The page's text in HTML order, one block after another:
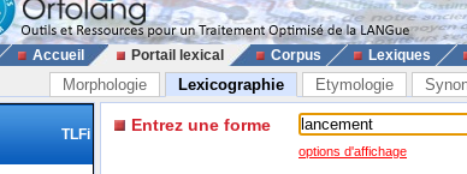
Accueil Portail lexical Corpus Lexiques
Morphologie Lexicographie Etymologie
TLFi Entrez une forme
options d'affichage